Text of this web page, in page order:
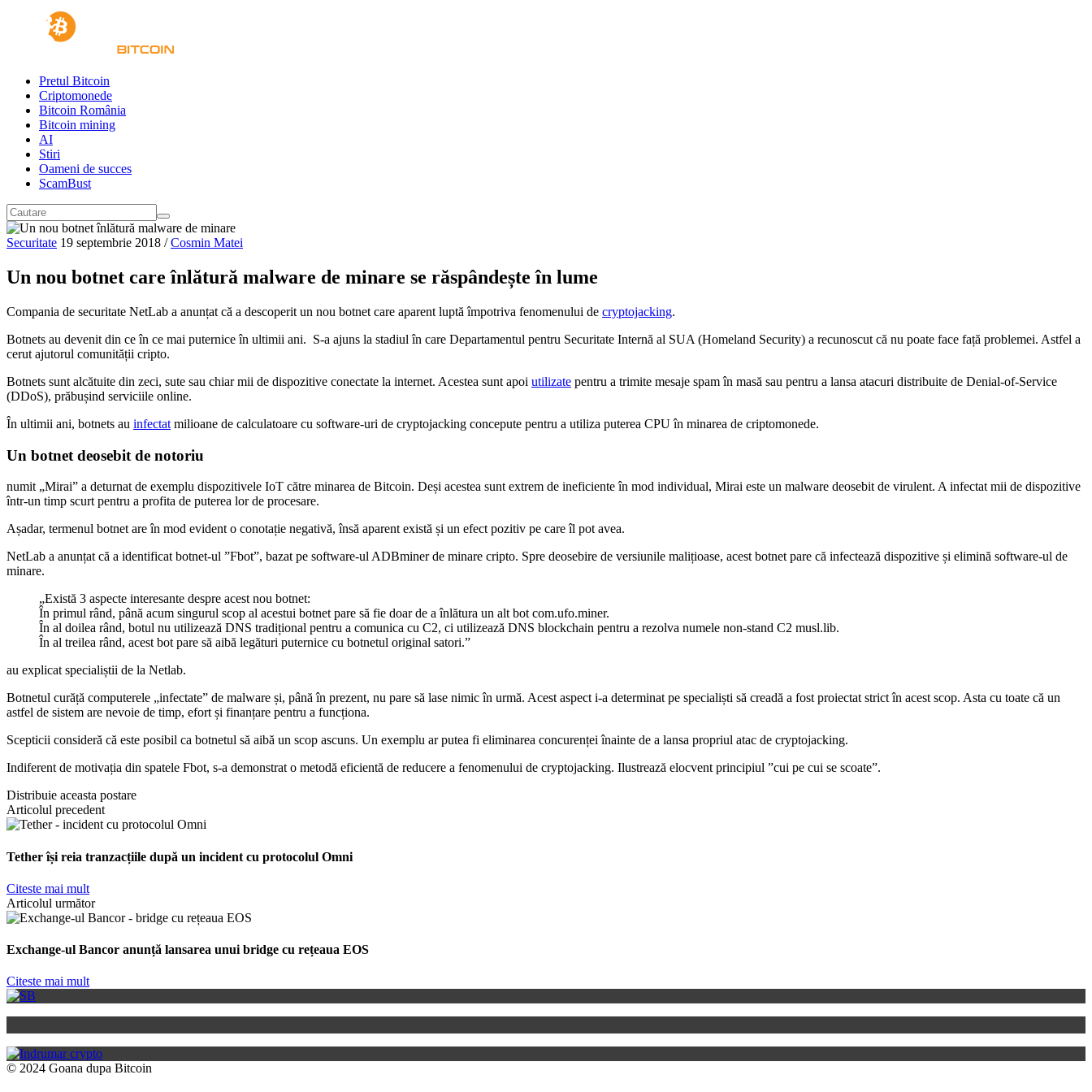
Pretul Bitcoin
Criptomonede
Bitcoin România
Bitcoin mining
AI
Stiri
Oameni de succes
ScamBust
Securitate 19 septembrie 2018 / Cosmin Matei
Un nou botnet care înlătură malware de minare se răspândește în lume
Compania de securitate NetLab a anunțat că a descoperit un nou botnet care aparent luptă împotriva fenomenului de cryptojacking.
Botnets au devenit din ce în ce mai puternice în ultimii ani. S-a ajuns la stadiul în care Departamentul pentru Securitate Internă al SUA (Homeland Security) a recunoscut că nu poate face față problemei. Astfel a
cerut ajutorul comunității cripto.
Botnets sunt alcătuite din zeci, sute sau chiar mii de dispozitive conectate la internet. Acestea sunt apoi utilizate pentru a trimite mesaje spam în masă sau pentru a lansa atacuri distribuite de Denial-of-Service
(DDoS), prăbușind serviciile online.
În ultimii ani, botnets au infectat milioane de calculatoare cu software-uri de cryptojacking concepute pentru a utiliza puterea CPU în minarea de criptomonede.
Un botnet deosebit de notoriu
numit „Mirai” a deturnat de exemplu dispozitivele IoT către minarea de Bitcoin. Deși acestea sunt extrem de ineficiente în mod individual, Mirai este un malware deosebit de virulent. A infectat mii de dispozitive
într-un timp scurt pentru a profita de puterea lor de procesare.
Așadar, termenul botnet are în mod evident o conotație negativă, însă aparent există și un efect pozitiv pe care îl pot avea.
NetLab a anunțat că a identificat botnet-ul ”Fbot”, bazat pe software-ul ADBminer de minare cripto. Spre deosebire de versiunile malițioase, acest botnet pare că infectează dispozitive și elimină software-ul de
minare.
„Există 3 aspecte interesante despre acest nou botnet:
În primul rând, până acum singurul scop al acestui botnet pare să fie doar de a înlătura un alt bot com.ufo.miner.
În al doilea rând, botul nu utilizează DNS tradițional pentru a comunica cu C2, ci utilizează DNS blockchain pentru a rezolva numele non-stand C2 musl.lib.
În al treilea rând, acest bot pare să aibă legături puternice cu botnetul original satori.”
au explicat specialiștii de la Netlab.
Botnetul curăță computerele „infectate” de malware și, până în prezent, nu pare să lase nimic în urmă. Acest aspect i-a determinat pe specialiști să creadă a fost proiectat strict în acest scop. Asta cu toate că un
astfel de sistem are nevoie de timp, efort și finanțare pentru a funcționa.
Scepticii consideră că este posibil ca botnetul să aibă un scop ascuns. Un exemplu ar putea fi eliminarea concurenței înainte de a lansa propriul atac de cryptojacking.
Indiferent de motivația din spatele Fbot, s-a demonstrat o metodă eficientă de reducere a fenomenului de cryptojacking. Ilustrează elocvent principiul ”cui pe cui se scoate”.
Distribuie aceasta postare
Articolul precedent
Tether își reia tranzacțiile după un incident cu protocolul Omni
Citeste mai mult
Articolul următor
Exchange-ul Bancor anunță lansarea unui bridge cu rețeaua EOS
Citeste mai mult
© 2024 Goana dupa Bitcoin